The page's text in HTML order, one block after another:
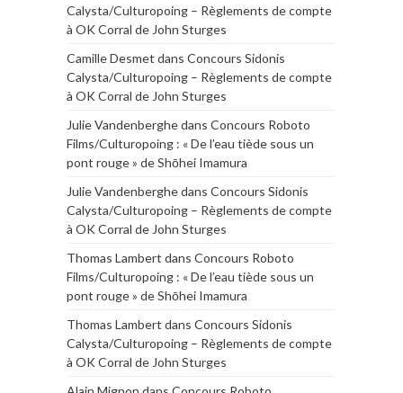
Calysta/Culturopoing – Règlements de compte
à OK Corral de John Sturges
Camille Desmet dans Concours Sidonis
Calysta/Culturopoing – Règlements de compte
à OK Corral de John Sturges
Julie Vandenberghedans Concours Roboto
Films/Culturopoing : « De l’eau tiède sous un
pont rouge » de Shōhei Imamura
Julie Vandenberghedans Concours Sidonis
Calysta/Culturopoing – Règlements de compte
à OK Corral de John Sturges
Thomas Lambert dans Concours Roboto
Films/Culturopoing : « De l’eau tiède sous un
pont rouge » de Shōhei Imamura
Thomas Lambert dans Concours Sidonis
Calysta/Culturopoing – Règlements de compte
à OK Corral de John Sturges